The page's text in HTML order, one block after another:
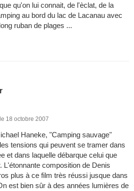
qu'on lui connait, de l'èclat, de la
au bord du lac de Lacanau avec
ruban de plages ...
18 octobre 2007
Haneke, "Camping sauvage"
tensions qui peuvent se tramer dans
et dans laquelle débarque celui que
L'étonnante composition de Denis
plus à ce film très réussi jusque dans
est bien sûr à des années lumières de